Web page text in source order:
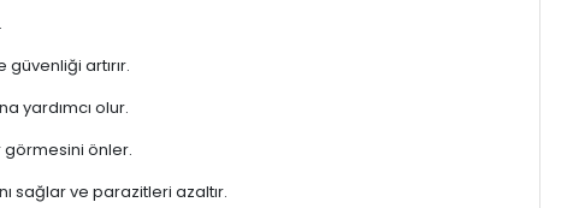
güvenliği artırır.
yardımcı olur.
görmesini önler.
sağlar ve parazitleri azaltır.